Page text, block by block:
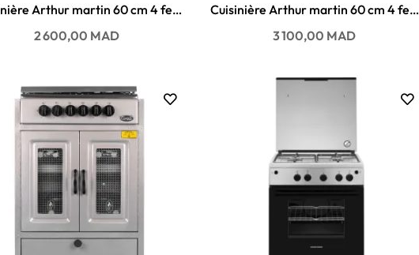
Arthur martin 60 cm 4 feux
AKG601A1OW
Prix
2 600,00 MAD
Cuisinière Arthur martin 60 cm 4 feux
AKG6000A1Y
Prix
3 100,00 MAD